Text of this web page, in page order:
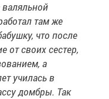
валяльной
там же
что после
от своих сестер,
а
училась в
домбры. Так